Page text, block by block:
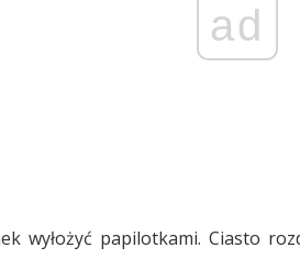
ad
wyłożyć papilotkami. Ciasto